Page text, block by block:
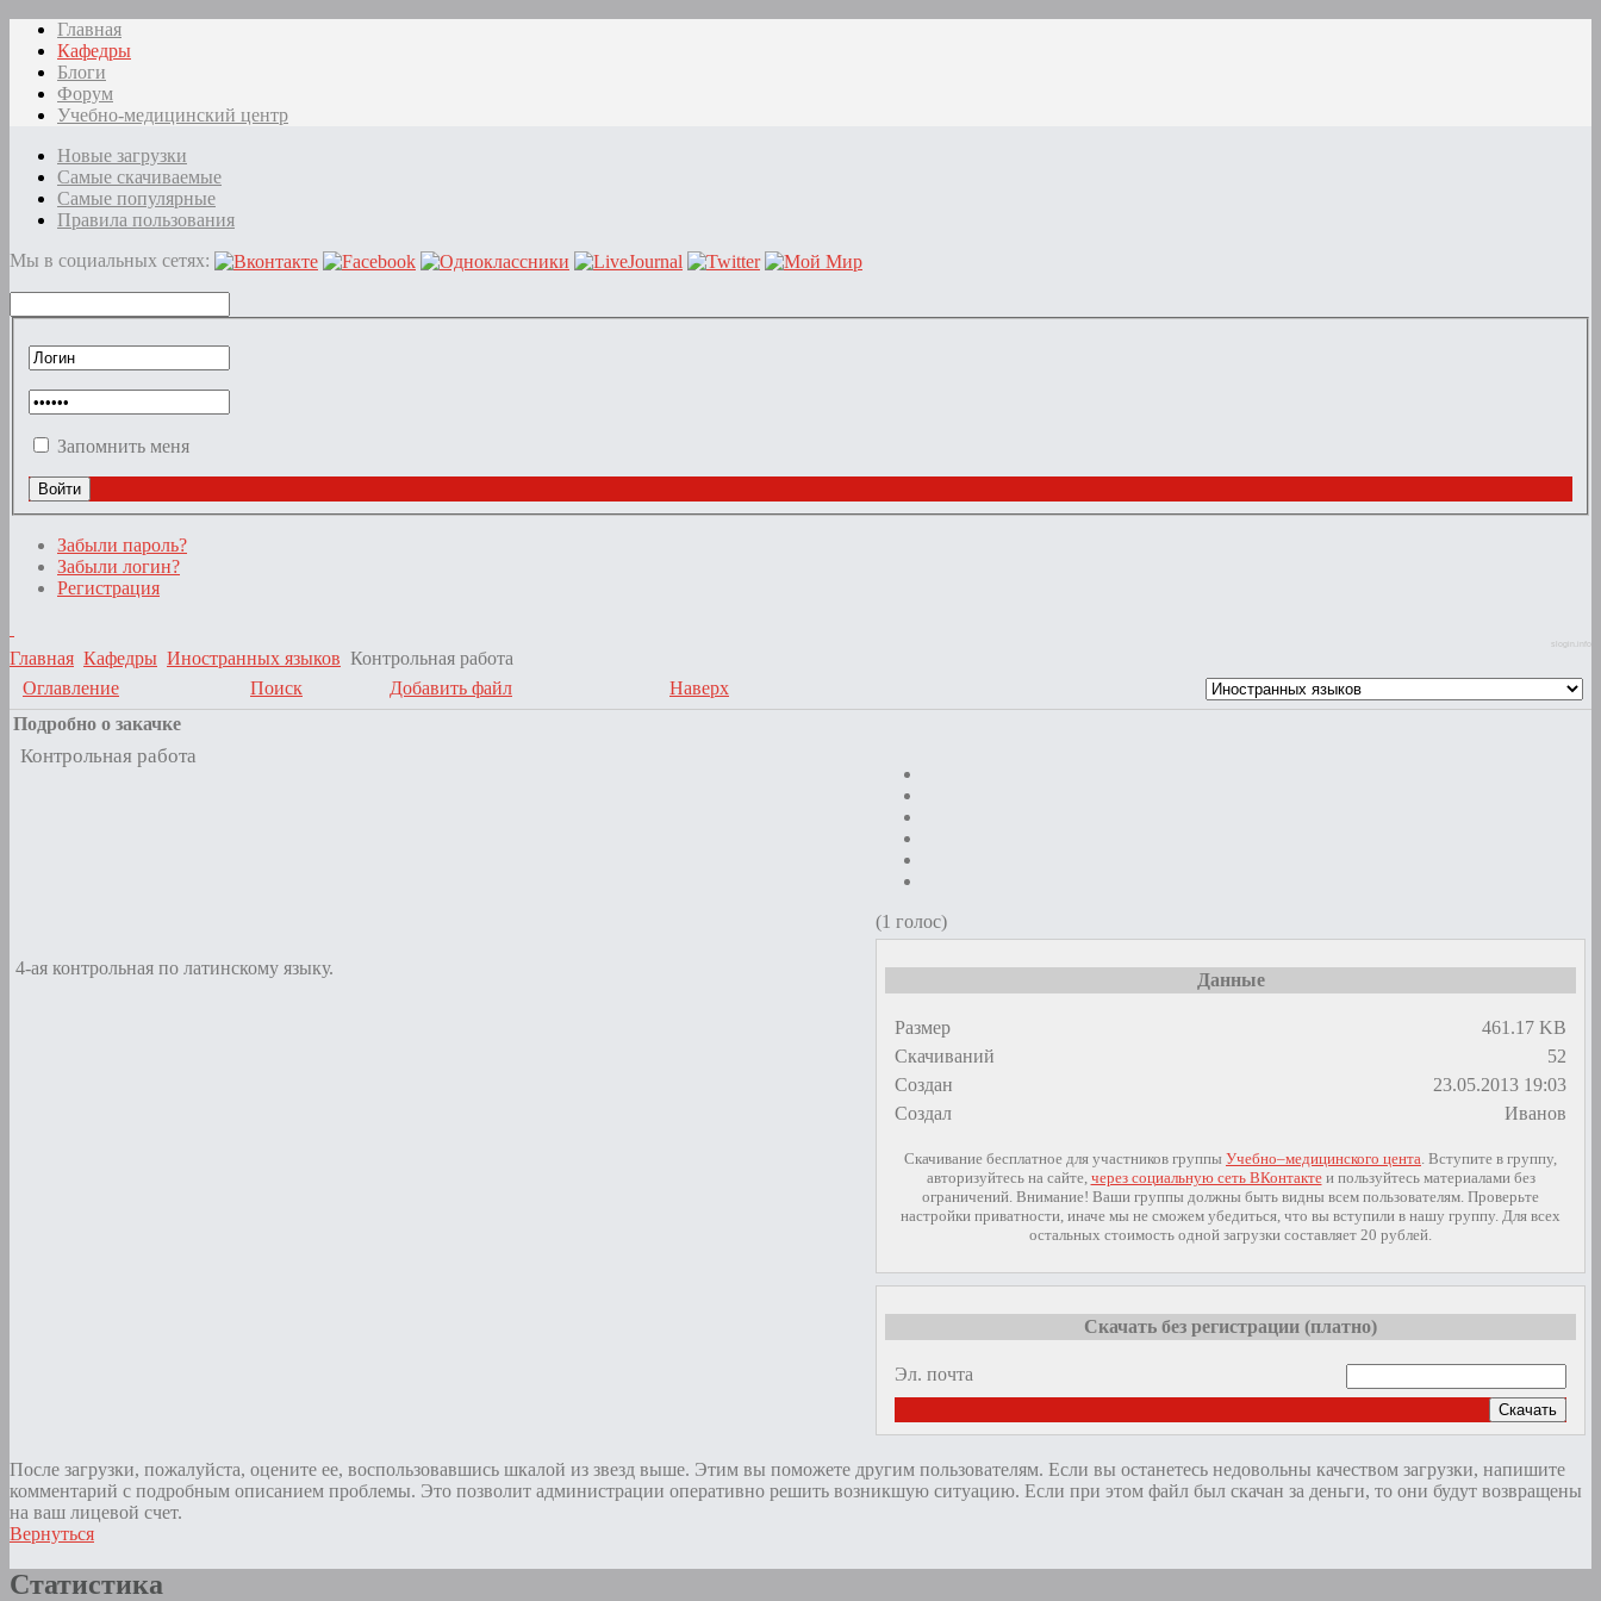
Главная
Кафедры
Блоги
Форум
Учебно-медицинский центр
Новые загрузки
Самые скачиваемые
Самые популярные
Правила пользования
Мы в социальных сетях:
Запомнить меня
Забыли пароль?
Забыли логин?
Регистрация
slogin.info
Главная Кафедры Иностранных языков Контрольная работа
Оглавление
Поиск Добавить файл
Наверх
Подробно о закачке
Контрольная работа
(1 голос)
4-ая контрольная по латинскому языку.
Данные
Размер
461.17 KB
Скачиваний
52
Создан
23.05.2013 19:03
Создал
Иванов
Скачивание бесплатное для участников группы Учебно–медицинского цента . Вступите в группу,
авторизуйтесь на сайте, через социальную сеть ВКонтактеи пользуйтесь материалами без
ограничений. Внимание! Ваши группы должны быть видны всем пользователям. Проверьте
настройки приватности, иначе мы не сможем убедиться, что вы вступили в нашу группу. Для всех
остальных стоимость одной загрузки составляет 20 рублей.
Скачать без регистрации (платно)
Эл. почта
Скачать
После загрузки, пожалуйста, оцените ее, воспользовавшись шкалой из звезд выше. Этим вы поможете другим пользователям. Если вы останетесь недовольны качеством загрузки, напишите
комментарий с подробным описанием проблемы. Это позволит администрации оперативно решить возникшую ситуацию. Если при этом файл был скачан за деньги, то они будут возвращены
на ваш лицевой счет.
Вернуться
Статистика